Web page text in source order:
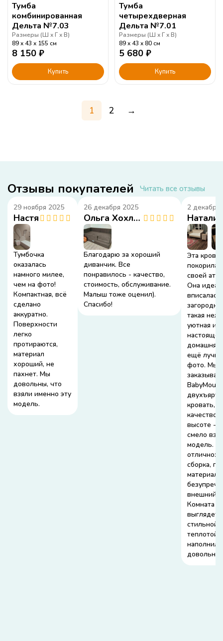
Тумба
комбинированная
Дельта №7.03
Размеры (Ш Г В)
89
43 155 см
8 150 ₽
Купить
Тумба
четырехдверная
Дельта №7.01
Размеры (Ш Г В)
89
43 80 см
5 680 ₽
Купить
1 2 →
Отзывы покупателей Читать все отзывы
29 ноября 2025
Настя
Тумбочка
оказалась
намного милее,
чем на фото!
Компактная, всё
сделано
аккуратно.
Поверхности
легко
протираются,
материал
хороший, не
пахнет. Мы
довольны, что
взяли именно эту
модель.
26 декабря 2025
Ольга Хохлова
Благодарю за хороший
диванчик. Все
понравилось - качество,
стоимость, обслуживание.
Малыш тоже оценил).
Спасибо!
2 декабря
Наталия
Эта
покорила
своей
Она
такая
уютная и
ещё
фото. Мы
BabyMouse
кровать, и
качество
высоте -
смело
модель. И
отлично:
сборка,
внешний
Комната
стильной
теплотой
довольна